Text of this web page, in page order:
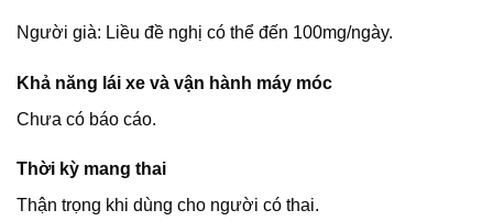
Người già: Liều đề nghị có thể đến 100mg/ngày.
Khả năng lái xe và vận hành máy móc
Chưa có báo cáo.
Thời kỳ mang thai
Thận trọng khi dùng cho người có thai.